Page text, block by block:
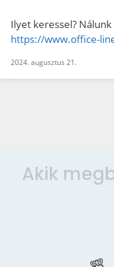
Ilyet keressel?
https://www.office-
2024. augusztus 21.
Akik